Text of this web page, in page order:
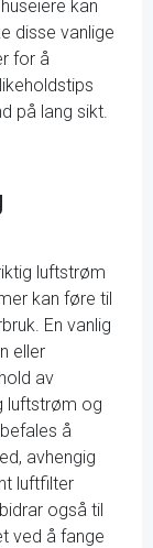
kan
disse vanlige
for å
på lang sikt.
luftstrøm
kan føre til
En vanlig
eller
av
luftstrøm og
å
avhengig
luftfilter
også til
ved å fange